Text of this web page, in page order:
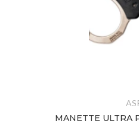
ASP
MANETTE ULTRA